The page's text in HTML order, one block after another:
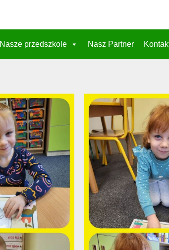
Nasze przedszkole Nasz Partner